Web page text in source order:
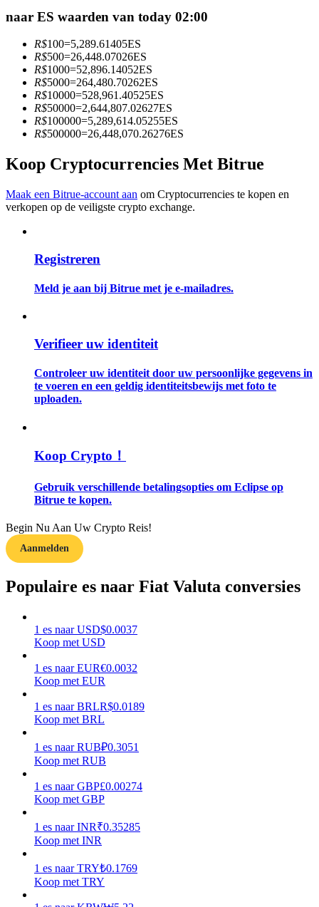
Informatie
Leer hoe u winstgevend kunt blijven
Verdienen
Macht varkentje
Verdien dagelijks competitieve beloningen
naar ES waarden van today 02:00
R$100=5,289.61405ES
R$500=26,448.07026ES
R$1000=52,896.14052ES
R$5000=264,480.70262ES
R$10000=528,961.40525ES
R$50000=2,644,807.02627ES
R$100000=5,289,614.05255ES
R$500000=26,448,070.26276ES
Koop Cryptocurrencies Met Bitrue
Maak een Bitrue-account aan om Cryptocurrencies te kopen en
verkopen op de veiligste crypto exchange.
Registreren
Meld je aan bij Bitrue met je e-mailadres.
Verifieer uw identiteit
Controleer uw identiteit door uw persoonlijke gegevens in
te voeren en een geldig identiteitsbewijs met foto te
uploaden.
Koop Crypto！
Gebruik verschillende betalingsopties om Eclipse op
Bitrue te kopen.
Begin Nu Aan Uw Crypto Reis!
Aanmelden
Populaire es naar Fiat Valuta conversies
1 es naar USD$0.0037
Koop met USD
1 es naar EUR€0.0032
Koop met EUR
1 es naar BRLR$0.0189
Koop met BRL
1 es naar RUB₽0.3051
Koop met RUB
1 es naar GBP£0.00274
Koop met GBP
1 es naar INR₹0.35285
Koop met INR
1 es naar TRY₺0.1769
Koop met TRY